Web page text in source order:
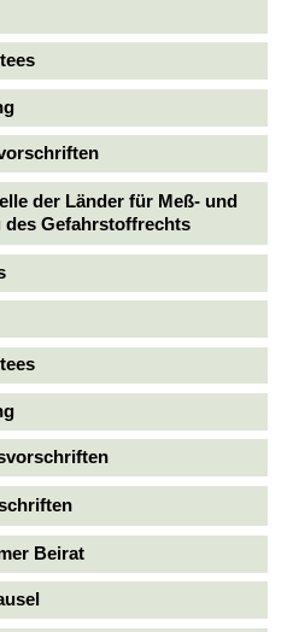
der Länder für Meß- und
des Gefahrstoffrechts
Beirat